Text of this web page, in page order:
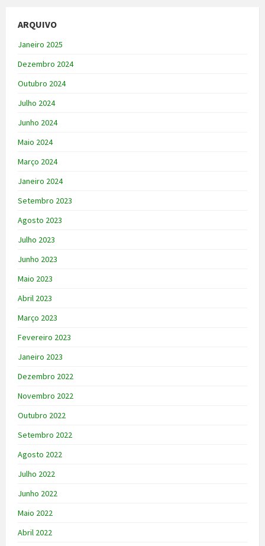
ARQUIVO
Janeiro 2025
Dezembro 2024
Outubro 2024
Julho 2024
Junho 2024
Maio 2024
Março 2024
Janeiro 2024
Setembro 2023
Agosto 2023
Julho 2023
Junho 2023
Maio 2023
Abril 2023
Março 2023
Fevereiro 2023
Janeiro 2023
Dezembro 2022
Novembro 2022
Outubro 2022
Setembro 2022
Agosto 2022
Julho 2022
Junho 2022
Maio 2022
Abril 2022